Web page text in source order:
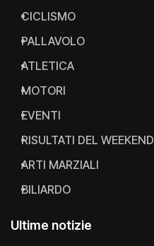
CICLISMO
PALLAVOLO
ATLETICA
MOTORI
EVENTI
RISULTATI DEL WEEKEND
ARTI MARZIALI
BILIARDO
Ultime notizie